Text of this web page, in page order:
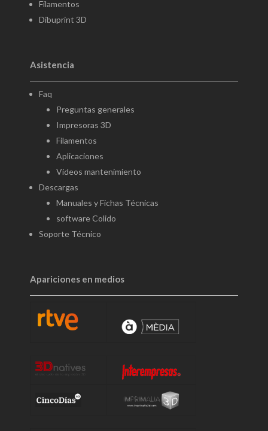
Filamentos
Dibuprint 3D
Asistencia
Faq
Preguntas generales
Impresoras 3D
Filamentos
Aplicaciones
Videos mantenimiento
Descargas
Manuales y Fichas Técnicas
software Colido
Soporte Técnico
Apariciones en medios